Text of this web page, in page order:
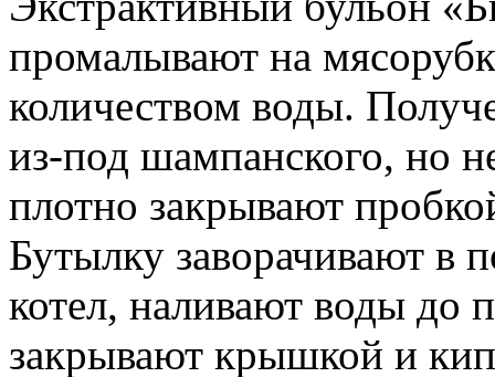
промалывают на
количеством воды.
из-под шампанского, но
плотно закрывают
Бутылку заворачивают в
котел, наливают воды до
закрывают крышкой и